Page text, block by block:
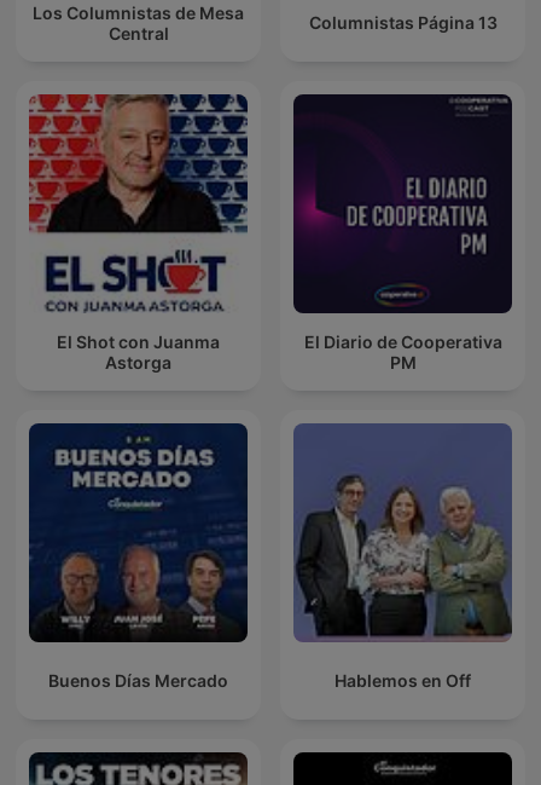
Los Columnistas de Mesa
Central
Columnistas Página 13
El Shot con Juanma
Astorga
El Diario de Cooperativa
PM
Buenos Días Mercado Hablemos en Off